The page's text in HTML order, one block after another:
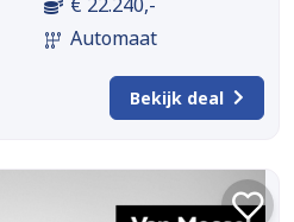
Automaat
Bekijk deal